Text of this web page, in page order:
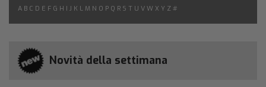
A B C D E F G H I J K L M N O P Q R S T U V W X Y Z #
Novità della settimana